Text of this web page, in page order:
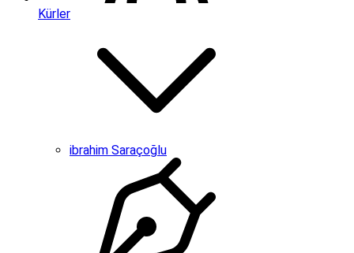
Kürler
ibrahim Saraçoğlu